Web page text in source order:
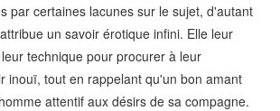
par certaines lacunes sur le sujet, d'autant
un savoir érotique infini. Elle leur
technique pour procurer à leur
inouï, tout en rappelant qu'un bon amant
attentif aux désirs de sa compagne.